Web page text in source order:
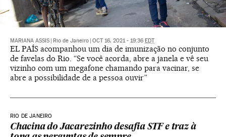
MARIANA ASSIS Rio de Janeiro OCT 16, 2021 - 19:36 EDT
EL PAÍS acompanhou um dia de imunização no conjunto
de favelas do Rio. “Se você acorda, abre a janela e vê seu
vizinho com um megafone chamando para vacinar, se
abre a possibilidade de a pessoa ouvir”
RIO DE JANEIRO
Chacina do Jacarezinho desafia STF e traz à